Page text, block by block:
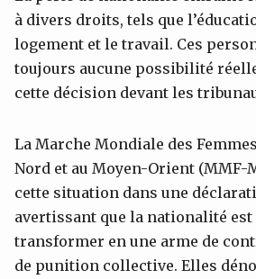
à divers droits, tels que
logement et le travail. Ces
toujours aucune possibilité
cette décision devant les
La Marche Mondiale des
Nord et au Moyen-Orient (MMF-
cette situation dans une
avertissant que la nationalité est
transformer en une arme de
de punition collective. Elles